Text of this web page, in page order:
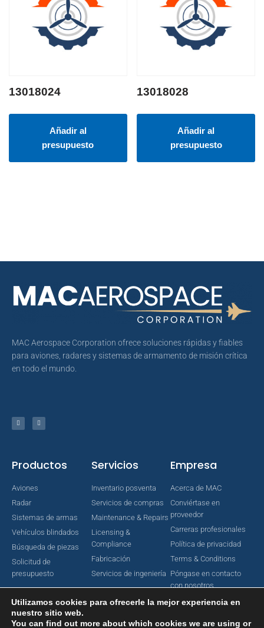
13018024
Añadir al
presupuesto
13018028
Añadir al
presupuesto
MAC Aerospace Corporation ofrece soluciones rápidas y fiables
para aviones, radares y sistemas de armamento de misión crítica
en todo el mundo.
Productos
Aviones
Radar
Sistemas de armas
Vehículos blindados
Búsqueda de piezas
Solicitud de
presupuesto
Servicios
Inventario posventa
Servicios de compras
Maintenance & Repairs
Licensing &
Compliance
Fabricación
Servicios de ingeniería
Empresa
Acerca de MAC
Conviértase en
proveedor
Carreras profesionales
Política de privacidad
Terms & Conditions
Póngase en contacto
con nosotros
Utilizamos cookies para ofrecerle la mejor experiencia en
nuestro sitio web.
You can find out more about which cookies we are using or